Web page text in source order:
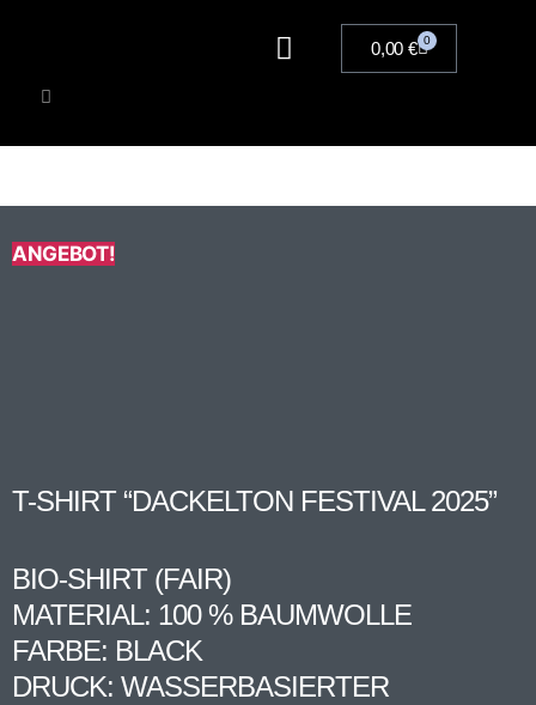
0,00 € 0
ANGEBOT!
T-SHIRT “DACKELTON FESTIVAL 2025”
BIO-SHIRT (FAIR)
MATERIAL: 100 % BAUMWOLLE
FARBE: BLACK
DRUCK: WASSERBASIERTER